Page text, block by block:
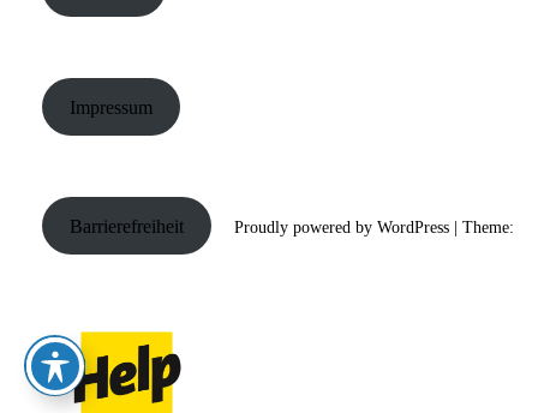
Impressum
Barrierefreiheit Proudly powered by WordPress | Theme: